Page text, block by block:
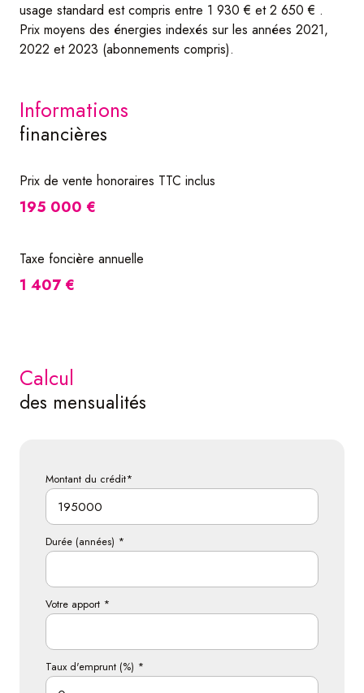
usage standard est compris entre 1 930 € et 2 650 € .
Prix moyens des énergies indexés sur les années 2021,
2022 et 2023 (abonnements compris).
informations
financières
Prix de vente honoraires TTC inclus
195 000 €
Taxe foncière annuelle
1 407 €
calcul
des mensualités
Montant du crédit*
Durée (années) *
Votre apport *
Taux d'emprunt (%) *